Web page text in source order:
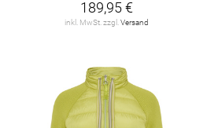
189,95 €
inkl. MwSt. zzgl. Versand